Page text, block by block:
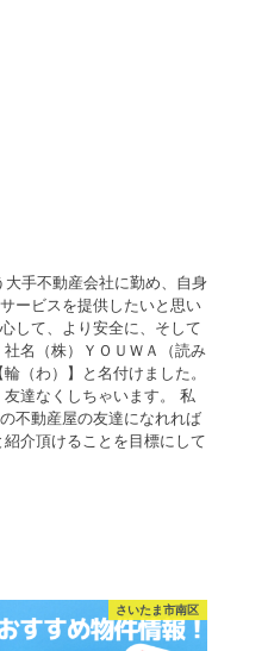
手不動産会社に勤め、自身
ービスを提供したいと思い
して、より安全に、そして
名（株）ＹＯＵＷＡ（読み
（わ）】と名付けました。
達なくしちゃいます。 私
不動産屋の友達になれれば
介頂けることを目標にして
さいたま市南区